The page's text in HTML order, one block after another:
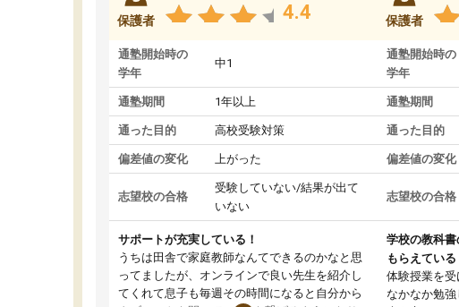
保護者 4.4
通塾開始時の
学年
中1
通塾期間 1年以上
通った目的 高校受験対策
偏差値の変化 上がった
志望校の合格
受験していない/結果が出て
いない
サポートが充実している！
うちは田舎で家庭教師なんてできるのかなと思
ってましたが、オンラインで良い先生を紹介し
てくれて息子も毎週その時間になると自分から
保護者
通塾開始時の
学年
通塾期間
通った目的
偏差値の変化
志望校の合格
学校の教科
もらえている
体験授業を受
なかなか勉